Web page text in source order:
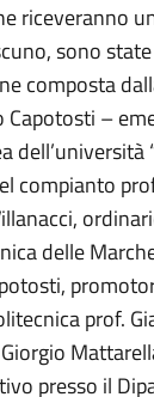
riceveranno
sono
composta
Capotosti –
dell’università
compianto
delle
prof.
presso il